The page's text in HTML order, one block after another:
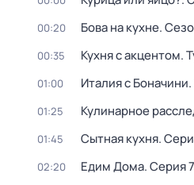
00:20 Бова на кухне.
00:35 Кухня с акцентом.
01:00 Италия с Боначини
01:25 Кулинарное
01:45 Сытная кухня.
02:20 Едим Дома. Серия